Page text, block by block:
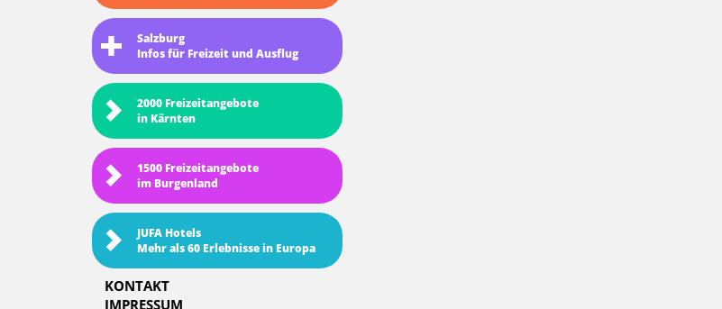
Salzburg
Infos für Freizeit und Ausflug
2000 Freizeitangebote
in Kärnten
1500 Freizeitangebote
im Burgenland
JUFA Hotels
Mehr als 60 Erlebnisse in Europa
KONTAKT
IMPRESSUM